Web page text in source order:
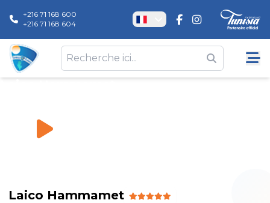
+216 71 168 600
+216 71 168 604
Laico Hammamet